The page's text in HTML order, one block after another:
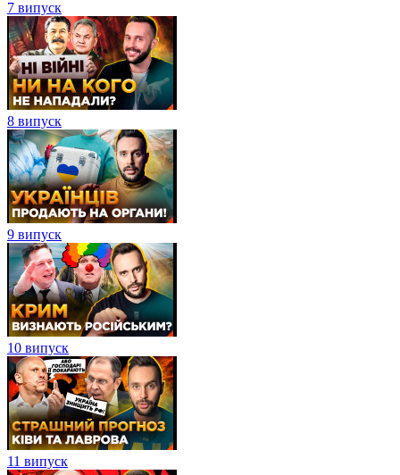
7 випуск
8 випуск
9 випуск
10 випуск
11 випуск